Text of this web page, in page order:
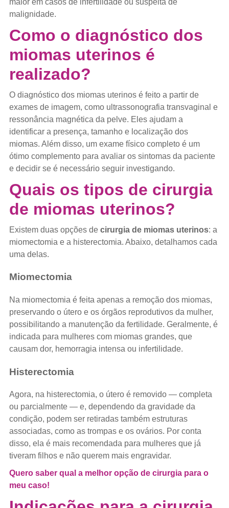
malignidade.
Como o diagnóstico dos
miomas uterinos é
realizado?
O diagnóstico dos miomas uterinos é feito a partir de
exames de imagem, como ultrassonografia transvaginal e
ressonância magnética da pelve. Eles ajudam a
identificar a presença, tamanho e localização dos
miomas. Além disso, um exame físico completo é um
ótimo complemento para avaliar os sintomas da paciente
e decidir se é necessário seguir investigando.
Quais os tipos de cirurgia
de miomas uterinos?
Existem duas opções de cirurgia de miomas uterinos: a
miomectomia e a histerectomia. Abaixo, detalhamos cada
uma delas.
Miomectomia
Na miomectomia é feita apenas a remoção dos miomas,
preservando o útero e os órgãos reprodutivos da mulher,
possibilitando a manutenção da fertilidade. Geralmente, é
indicada para mulheres com miomas grandes, que
causam dor, hemorragia intensa ou infertilidade.
Histerectomia
Agora, na histerectomia, o útero é removido — completa
ou parcialmente — e, dependendo da gravidade da
condição, podem ser retiradas também estruturas
associadas, como as trompas e os ovários. Por conta
disso, ela é mais recomendada para mulheres que já
tiveram filhos e não querem mais engravidar.
Quero saber qual a melhor opção de cirurgia para o
meu caso!